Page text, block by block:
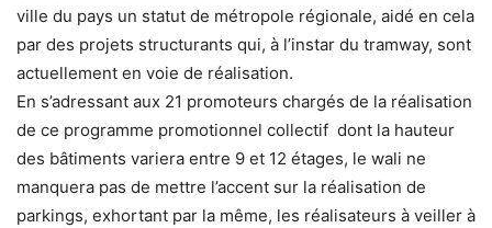
ville du pays un statut de métropole régionale, aidé en cela
par des projets structurants qui, à l’instar du tramway, sont
actuellement en voie de réalisation.
En s’adressant aux 21 promoteurs chargés de la réalisation
de ce programme promotionnel collectif dont la hauteur
des bâtiments variera entre 9 et 12 étages, le wali ne
manquera pas de mettre l’accent sur la réalisation de
parkings, exhortant par la même, les réalisateurs à veiller à